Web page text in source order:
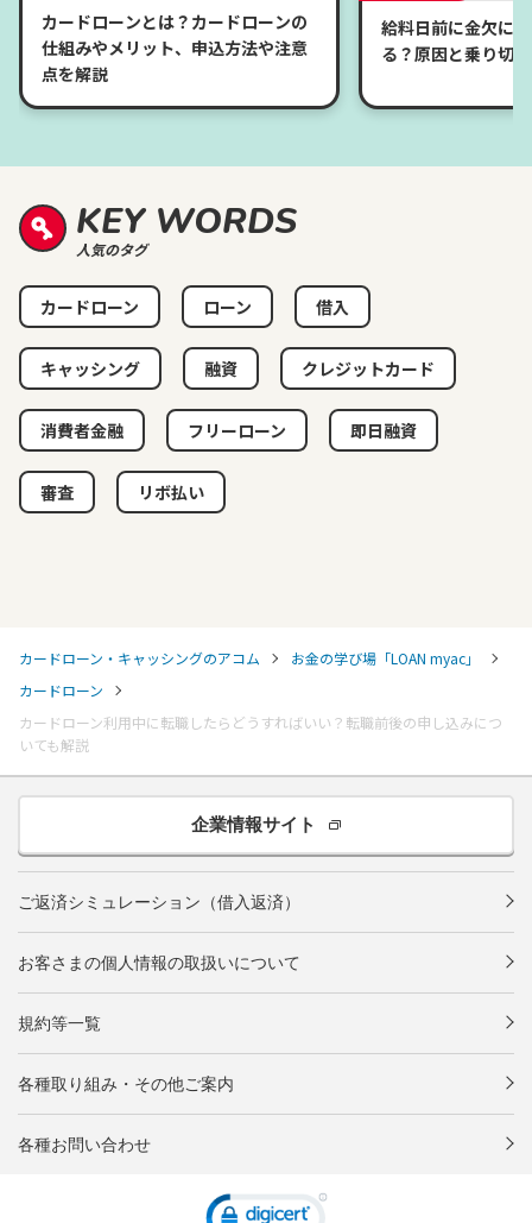
カードローンとは？カードローンの
仕組みやメリット、申込方法や注意
点を解説
給料日前に金欠に
る？原因と乗り切
KEY WORDS
人気のタグ
カードローン ローン 借入
キャッシング 融資 クレジットカード
消費者金融 フリーローン 即日融資
審査 リボ払い
カードローン・キャッシングのアコム
お金の学び場「LOAN myac」
カードローン
カードローン利用中に転職したらどうすればいい？転職前後の申し込みにつ
いても解説
企業情報サイト
ご返済シミュレーション（借入返済）
お客さまの個人情報の取扱いについて
規約等一覧
各種取り組み・その他ご案内
各種お問い合わせ